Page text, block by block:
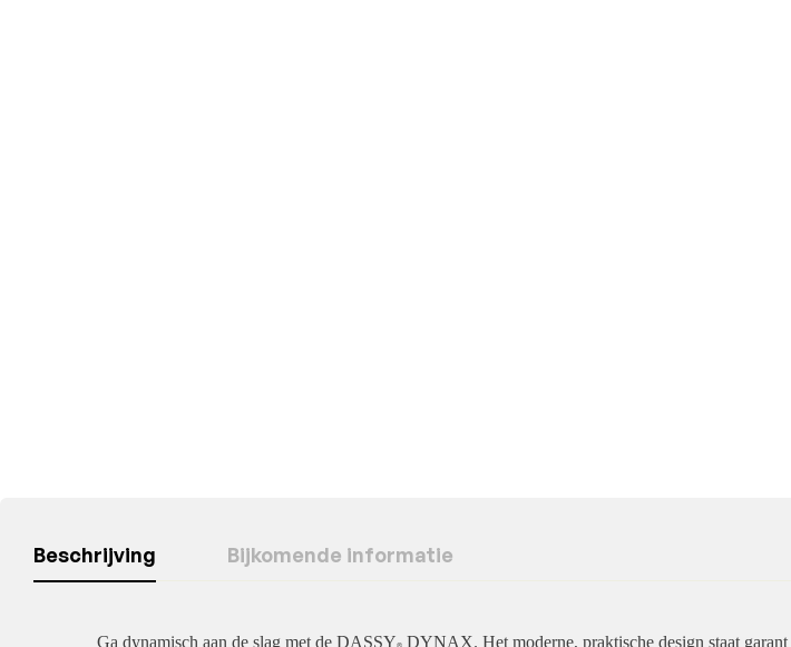
Beschrijving Bijkomende informatie
Ga dynamisch aan de slag met de DASSY® DYNAX. Het moderne, praktische design staat